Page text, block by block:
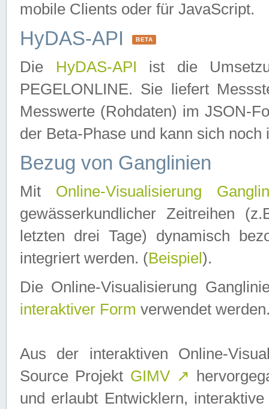
mobile Clients oder für JavaScript.
HyDAS-API BETA
Die HyDAS-API ist die
PEGELONLINE. Sie liefert
Messwerte (Rohdaten) im JSON-
der Beta-Phase und kann sich noch
Bezug von Ganglinien
Mit Online-Visualisierung
gewässerkundlicher Zeitreihen
letzten drei Tage) dynamisch
integriert werden. (Beispiel ).
Die Online-Visualisierung
interaktiver Form verwendet
Aus der interaktiven Online-
Source Projekt GIMV ↗
und erlaubt Entwicklern,